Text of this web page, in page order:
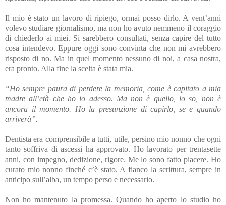
Il mio è stato un lavoro di ripiego, ormai posso dirlo. A vent’anni
volevo studiare giornalismo, ma non ho avuto nemmeno il coraggio
di chiederlo ai miei. Si sarebbero consultati, senza capire del tutto
cosa intendevo. Eppure oggi sono convinta che non mi avrebbero
risposto di no. Ma in quel momento nessuno di noi, a casa nostra,
era pronto. Alla fine la scelta è stata mia.
“Ho sempre paura di perdere la memoria, come è capitato a mia
madre all’età che ho io adesso. Ma non è quello, lo so, non è
ancora il momento. Ho la presunzione di capirlo, se e quando
arriverà”.
Dentista era comprensibile a tutti, utile, persino mio nonno che ogni
tanto soffriva di ascessi ha approvato. Ho lavorato per trentasette
anni, con impegno, dedizione, rigore. Me lo sono fatto piacere. Ho
curato mio nonno finché c’è stato. A fianco la scrittura, sempre in
anticipo sull’alba, un tempo perso e necessario.
Non ho mantenuto la promessa. Quando ho aperto lo studio ho